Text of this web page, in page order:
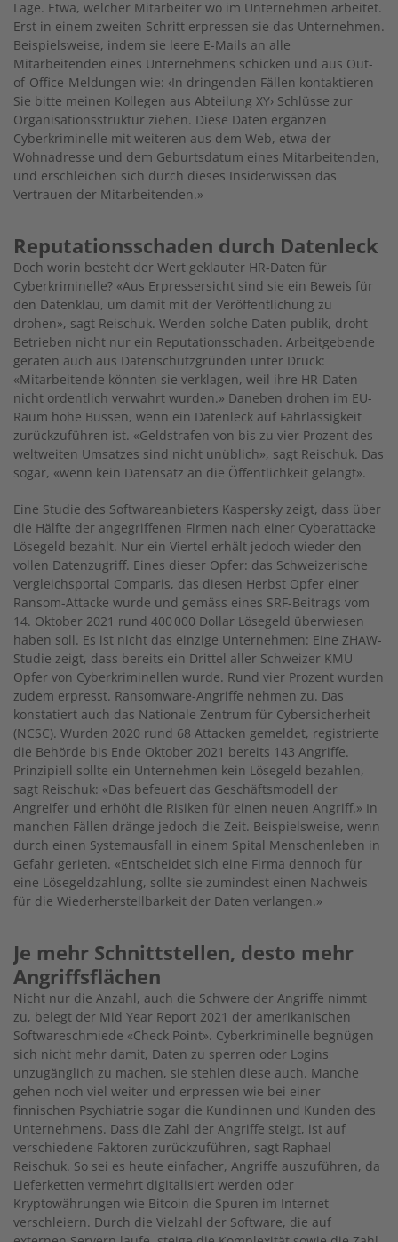
Lage. Etwa, welcher Mitarbeiter wo im Unternehmen arbeitet.
Erst in einem zweiten Schritt erpressen sie das Unternehmen.
Beispielsweise, indem sie leere E-Mails an alle
Mitarbeitenden eines Unternehmens schicken und aus Out-
of-Office-Meldungen wie: ‹In dringenden Fällen kontaktieren
Sie bitte meinen Kollegen aus Abteilung XY› Schlüsse zur
Organisationsstruktur ziehen. Diese Daten ergänzen
Cyberkriminelle mit weiteren aus dem Web, etwa der
Wohnadresse und dem Geburtsdatum eines Mitarbeitenden,
und erschleichen sich durch dieses Insiderwissen das
Vertrauen der Mitarbeitenden.»
Reputationsschaden durch Datenleck
Doch worin besteht der Wert geklauter HR-Daten für
Cyberkriminelle? «Aus Erpressersicht sind sie ein Beweis für
den Datenklau, um damit mit der Veröffentlichung zu
drohen», sagt Reischuk. ­Werden solche Daten publik, droht
Betrieben nicht nur ein Reputationsschaden. Arbeitgebende
geraten auch aus Datenschutzgründen unter Druck:
«Mitarbeitende könnten sie verklagen, weil ihre HR-Daten
nicht ordentlich verwahrt wurden.» Daneben drohen im EU-
Raum hohe Bussen, wenn ein Datenleck auf Fahrlässigkeit
zurückzuführen ist. «Geldstrafen von bis zu vier Prozent des
weltweiten Umsatzes sind nicht unüblich», sagt Reischuk. Das
sogar, «wenn kein Datensatz an die Öffentlichkeit gelangt».
Eine Studie des Softwareanbieters Kaspersky zeigt, dass über
die Hälfte der angegriffenen Firmen nach einer Cyberattacke
Lösegeld bezahlt. Nur ein Viertel erhält jedoch wieder den
vollen Datenzugriff. Eines dieser Opfer: das Schweizerische
Vergleichsportal Comparis, das diesen Herbst Opfer einer
Ransom-Attacke wurde und gemäss eines SRF-Beitrags vom
14. Oktober 2021 rund 400 000 Dollar Lösegeld überwiesen
haben soll. Es ist nicht das einzige Unternehmen: Eine ZHAW-
Studie zeigt, dass bereits ein Drittel aller Schweizer KMU
Opfer von Cyberkriminellen wurde. Rund vier Prozent wurden
zudem erpresst. Ransomware-Angriffe nehmen zu. Das
konstatiert auch das Nationale Zentrum für Cybersicherheit
(NCSC). Wurden 2020 rund 68 Attacken gemeldet, registrierte
die Behörde bis Ende Oktober 2021 bereits 143 Angriffe.
Prinzipiell sollte ein Unternehmen kein Lösegeld bezahlen,
sagt Reischuk: «Das befeuert das Geschäftsmodell der
Angreifer und erhöht die Risiken für einen neuen Angriff.» In
manchen Fällen dränge jedoch die Zeit. Beispielsweise, wenn
durch einen Systemausfall in einem Spital Menschenleben in
Gefahr gerieten. «Entscheidet sich eine Firma dennoch für
eine Lösegeldzahlung, sollte sie zumindest einen Nachweis
für die Wiederherstellbarkeit der Daten verlangen.»
Je mehr Schnittstellen, desto mehr
Angriffsflächen
Nicht nur die Anzahl, auch die Schwere der Angriffe nimmt
zu, belegt der Mid Year Report 2021 der amerikanischen
Softwareschmiede «Check Point». Cyberkriminelle begnügen
sich nicht mehr damit, Daten zu sperren oder Logins
unzugänglich zu machen, sie stehlen diese auch. Manche
gehen noch viel weiter und erpressen wie bei einer
finnischen Psychiatrie sogar die Kundinnen und Kunden des
Unternehmens. Dass die Zahl der Angriffe steigt, ist auf
verschiedene Faktoren zurückzuführen, sagt Raphael
Reischuk. So sei es heute einfacher, Angriffe auszuführen, da
Lieferketten vermehrt digitalisiert werden oder
Kryptowährungen wie Bitcoin die ­Spuren im Internet
verschleiern. Durch die Vielzahl der Software, die auf